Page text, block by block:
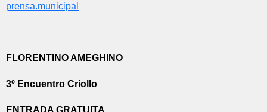
prensa.municipal
FLORENTINO AMEGHINO
3º Encuentro Criollo
ENTRADA GRATUITA